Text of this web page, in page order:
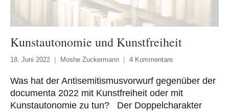
Kunstautonomie und Kunstfreiheit
18. Juni 2022 Moshe Zuckermann 4 Kommentare
Was hat der Antisemitismusvorwurf gegenüber der
documenta 2022 mit Kunstfreiheit oder mit
Kunstautonomie zu tun? Der Doppelcharakter